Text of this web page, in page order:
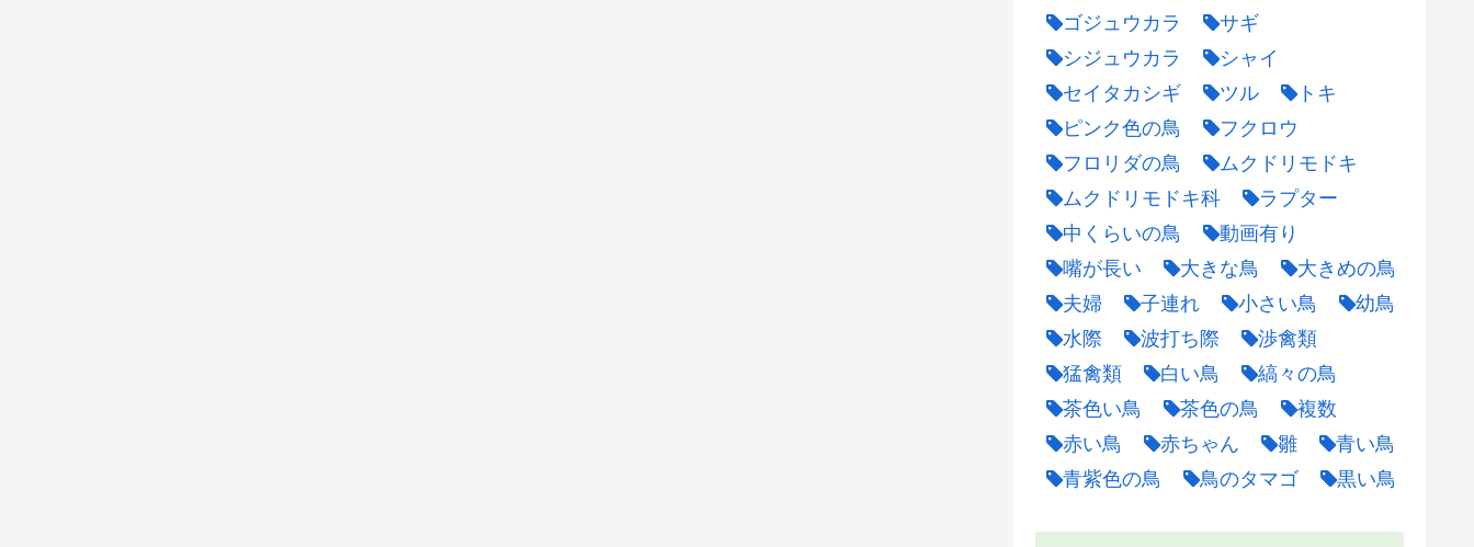
ゴジュウカラ
サギ
シジュウカラ
シャイ
セイタカシギ
ツル
トキ
ピンク色の鳥
フクロウ
フロリダの鳥
ムクドリモドキ
ムクドリモドキ科
ラプター
中くらいの鳥
動画有り
嘴が長い
大きな鳥
大きめの鳥
夫婦
子連れ 小さい鳥
幼鳥
水際
波打ち際
渉禽類
猛禽類
白い鳥
縞々の鳥
茶色い鳥
茶色の鳥
複数
赤い鳥
赤ちゃん 雛
青い鳥
青紫色の鳥
鳥のタマゴ 黒い鳥